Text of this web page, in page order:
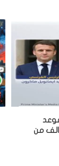
الموعد
من